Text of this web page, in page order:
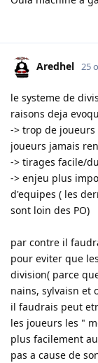
Aredhel 25
le systeme de
raisons deja
-> trop de
joueurs jamais
-> tirages facile/
-> enjeu plus
d'equipes ( les
sont loin des PO)
par contre il
pour eviter que
division( parce
nains, sylvaisn et
il faudrais peut
les joueurs les "
plus facilement
pas a cause de